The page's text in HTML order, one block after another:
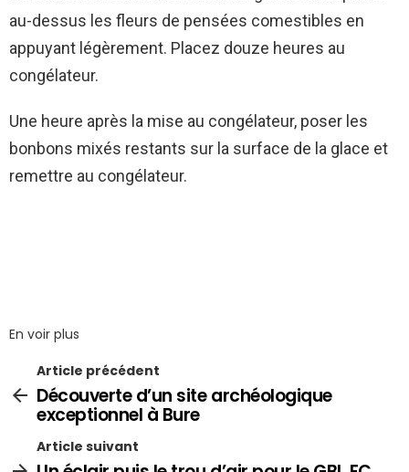
au-dessus les fleurs de pensées comestibles en
appuyant légèrement. Placez douze heures au
congélateur.
Une heure après la mise au congélateur, poser les
bonbons mixés restants sur la surface de la glace et
remettre au congélateur.
En voir plus
Article précédent
Découverte d’un site archéologique
exceptionnel à Bure
Article suivant